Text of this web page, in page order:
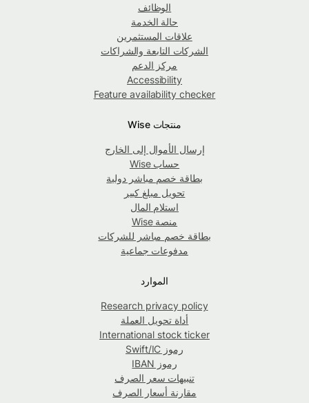
الوظائف
حالة الخدمة
علاقات المستثمرين
الشركات التابعة والشراكات
مركز الدعم
Accessibility
Feature availability checker
منتجات Wise
إرسال الأموال إلى الخارج
حساب Wise
بطاقة خصم مباشر دولية
تحويل مبلغ كبير
استلام المال
منصة Wise
بطاقة خصم مباشر للشركات
مدفوعات جماعية
الموارد
Research privacy policy
أداة تحويل العملة
International stock ticker
رموز Swift/IC
رموز IBAN
تنبيهات سعر الصرف
مقارنة أسعار الصرف